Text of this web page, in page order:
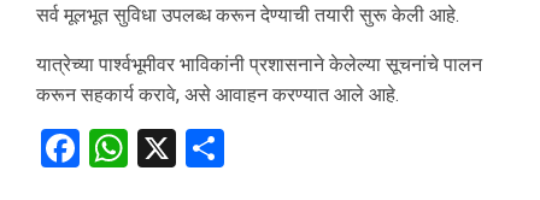
सर्व मूलभूत सुविधा उपलब्ध करून देण्याची तयारी सुरू केली आहे.
यात्रेच्या पार्श्वभूमीवर भाविकांनी प्रशासनाने केलेल्या सूचनांचे पालन
करून सहकार्य करावे, असे आवाहन करण्यात आले आहे.
F
W X